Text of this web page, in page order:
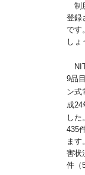
制
登録
です
しょ
9品
ン式
成24
した
435
ま
害状
件（